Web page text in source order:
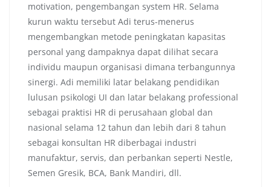
motivation, pengembangan system HR. Selama
kurun waktu tersebut Adi terus-menerus
mengembangkan metode peningkatan kapasitas
personal yang dampaknya dapat dilihat secara
individu maupun organisasi dimana terbangunnya
sinergi. Adi memiliki latar belakang pendidikan
lulusan psikologi UI dan latar belakang professional
sebagai praktisi HR di perusahaan global dan
nasional selama 12 tahun dan lebih dari 8 tahun
sebagai konsultan HR diberbagai industri
manufaktur, servis, dan perbankan seperti Nestle,
Semen Gresik, BCA, Bank Mandiri, dll.